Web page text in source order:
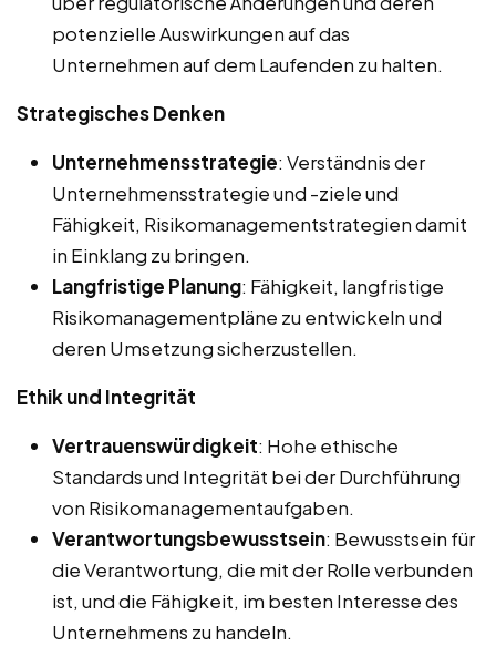
potenzielle Auswirkungen auf das
Unternehmen auf dem Laufenden zu halten.
Strategisches Denken
Unternehmensstrategie: Verständnis der
Unternehmensstrategie und -ziele und
Fähigkeit, Risikomanagementstrategien damit
in Einklang zu bringen.
Langfristige Planung: Fähigkeit, langfristige
Risikomanagementpläne zu entwickeln und
deren Umsetzung sicherzustellen.
Ethik und Integrität
Vertrauenswürdigkeit: Hohe ethische
Standards und Integrität bei der Durchführung
von Risikomanagementaufgaben.
Verantwortungsbewusstsein: Bewusstsein für
die Verantwortung, die mit der Rolle verbunden
ist, und die Fähigkeit, im besten Interesse des
Unternehmens zu handeln.